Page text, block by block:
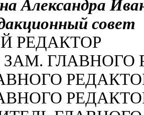
Александра
совет
РЕДАКТОР
ГЛАВНОГО